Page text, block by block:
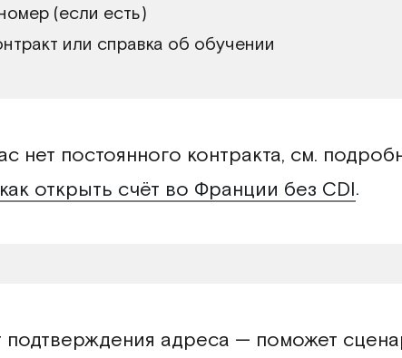
(если есть)
или справка об обучении
нет постоянного контракта, см.
как открыть счёт во Франции без CDI.
подтверждения адреса — поможет